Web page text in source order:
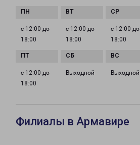
с 12:00 до
18:00
с 12:00 до
18:00
с 12:00 до
18:00
с 12:00 до
18:00
Выходной Выходной
Филиалы в Армавире